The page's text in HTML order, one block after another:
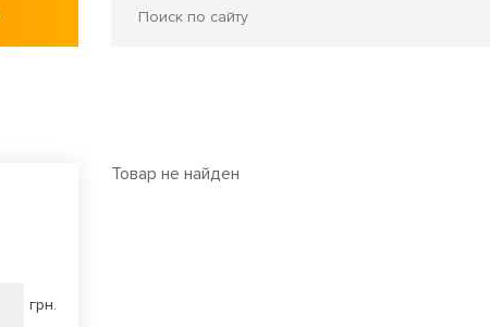
грн.
Товар не найден